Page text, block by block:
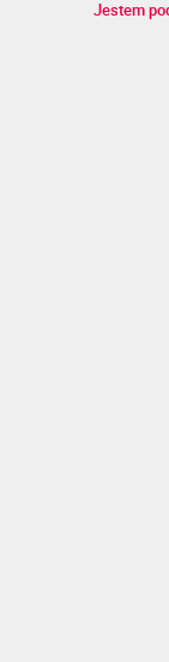
Jestem